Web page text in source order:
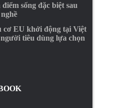
sống đặc biệt sau
cơ EU khởi động tại Việt
tiêu dùng lựa chọn